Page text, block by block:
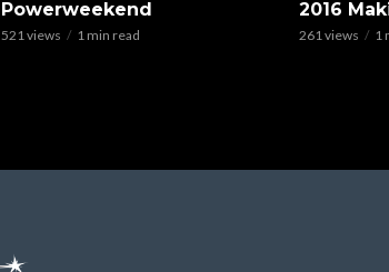
Powerweekend
521 views 1 min read
2016
261 views 1